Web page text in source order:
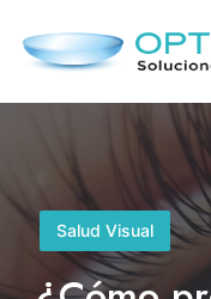
Salud Visual